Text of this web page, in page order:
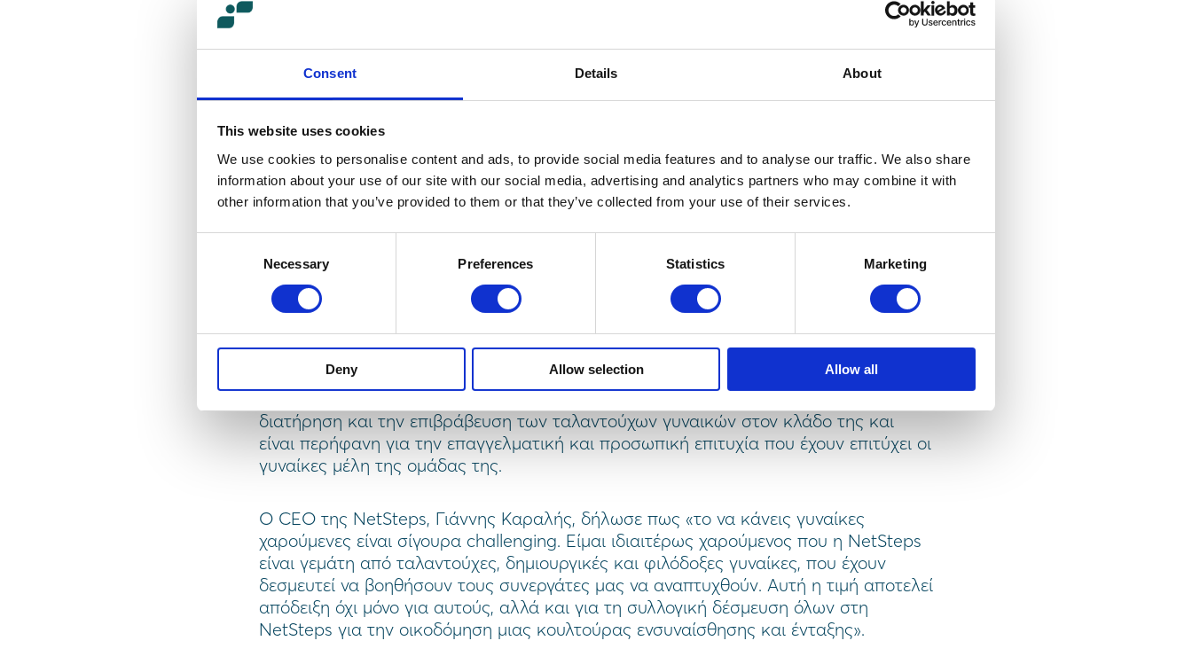
Consent Details About
This website uses cookies
We use cookies to personalise content and ads, to provide social media features and to analyse our traffic. We also share
information about your use of our site with our social media, advertising and analytics partners who may combine it with
other information that you’ve provided to them or that they’ve collected from your use of their services.
Necessary Preferences Statistics Marketing
Deny Allow selection Allow all
περιβάλλον. Τα κριτήρια αξιολόγησης που καθορίζουν την θέση της εταιρείας στη
λίστα των καλύτερων εταιρειών για γυναίκες, “Best Workplaces™ for Women Hellas”
είναι:
• H συνολική απόδοση της εταιρείας στο ερωτηματολόγιο έρευνας εργασιακού
κλίματος Trust Index™.
• Οι θετικές απαντήσεις των γυναικών στην έρευνα συγκρινόμενες με το σύνολο του
• Η βαρύτητα των απαντήσεων των εργαζομένων γυναικών σε επιμέρους ερωτήσεις
που έχουν σχέση με, την αντιμετώπιση των φύλων στην εταιρεία, τις ίσες αμοιβές, τη
δυνατότητα εξέλιξης και προαγωγών, τη δυνατότητα λήψης άδειας όταν χρειάζεται,
καθώς και την ισορροπία μεταξύ εργασιακής και προσωπικής ζωής.
Η NetSteps είναι μία από τις λίγες εταιρείες τεχνολογίας με ηγετική ομάδα κατά
πλειοψηφία γυναικών. Το εργατικό δυναμικό της εταιρείας εργάζεται κατά 60%
απομακρυσμένα, επιτρέποντάς της να προσλαμβάνει τα καλύτερα ταλέντα
ανεξάρτητα από τη φυσική τους τοποθεσία και αυτό το μεικτό μοντέλο σίγουρα
ενισχύει τους πολύπλευρους ρόλους που καλείται να εξυπηρετήσει κάθε σύγχρονη
γυναίκα στην καθημερινότητά της. Η εταιρεία παραμένει προσηλωμένη στη
διατήρηση και την επιβράβευση των ταλαντούχων γυναικών στον κλάδο της και
είναι περήφανη για την επαγγελματική και προσωπική επιτυχία που έχουν επιτύχει οι
γυναίκες μέλη της ομάδας της.
O CEO της NetSteps, Γιάννης Καραλής, δήλωσε πως «το να κάνεις γυναίκες
χαρούμενες είναι σίγουρα challenging. Είμαι ιδιαιτέρως χαρούμενος που η NetSteps
είναι γεμάτη από ταλαντούχες, δημιουργικές και φιλόδοξες γυναίκες, που έχουν
δεσμευτεί να βοηθήσουν τους συνεργάτες μας να αναπτυχθούν. Αυτή η τιμή αποτελεί
απόδειξη όχι μόνο για αυτούς, αλλά και για τη συλλογική δέσμευση όλων στη
NetSteps για την οικοδόμηση μιας κουλτούρας ενσυναίσθησης και ένταξης».